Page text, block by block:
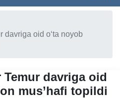
davriga oid o‘ta noyob
Temur davriga oid
mus’hafi topildi